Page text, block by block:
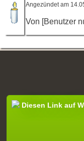
Angezündet am
Von [Benutzer
Diesen Link auf